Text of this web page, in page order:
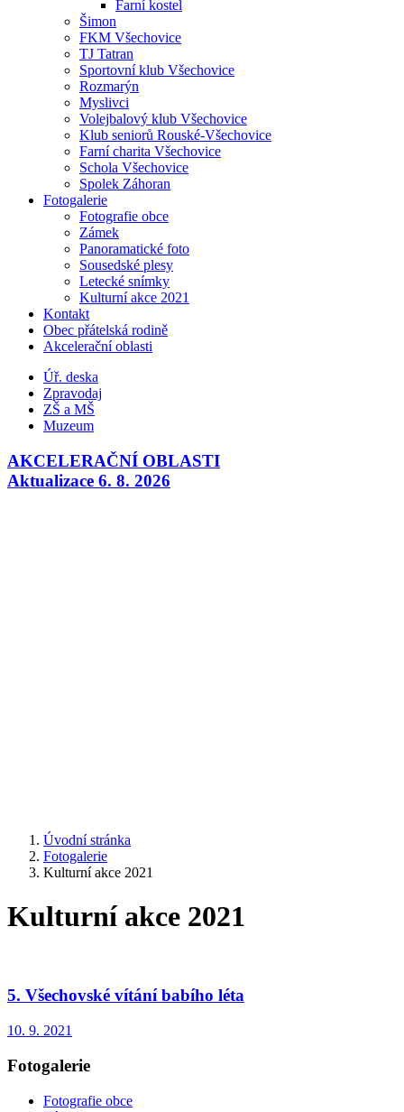
Farní kostel
Šimon
FKM Všechovice
TJ Tatran
Sportovní klub Všechovice
Rozmarýn
Myslivci
Volejbalový klub Všechovice
Klub seniorů Rouské-Všechovice
Farní charita Všechovice
Schola Všechovice
Spolek Záhoran
Fotogalerie
Fotografie obce
Zámek
Panoramatické foto
Sousedské plesy
Letecké snímky
Kulturní akce 2021
Kontakt
Obec přátelská rodině
Akcelerační oblasti
Úř. deska
Zpravodaj
ZŠ a MŠ
Muzeum
AKCELERAČNÍ OBLASTI
Aktualizace 6. 8. 2026
Úvodní stránka
Fotogalerie
Kulturní akce 2021
Kulturní akce 2021
5. Všechovské vítání babího léta
10. 9. 2021
Fotogalerie
Fotografie obce